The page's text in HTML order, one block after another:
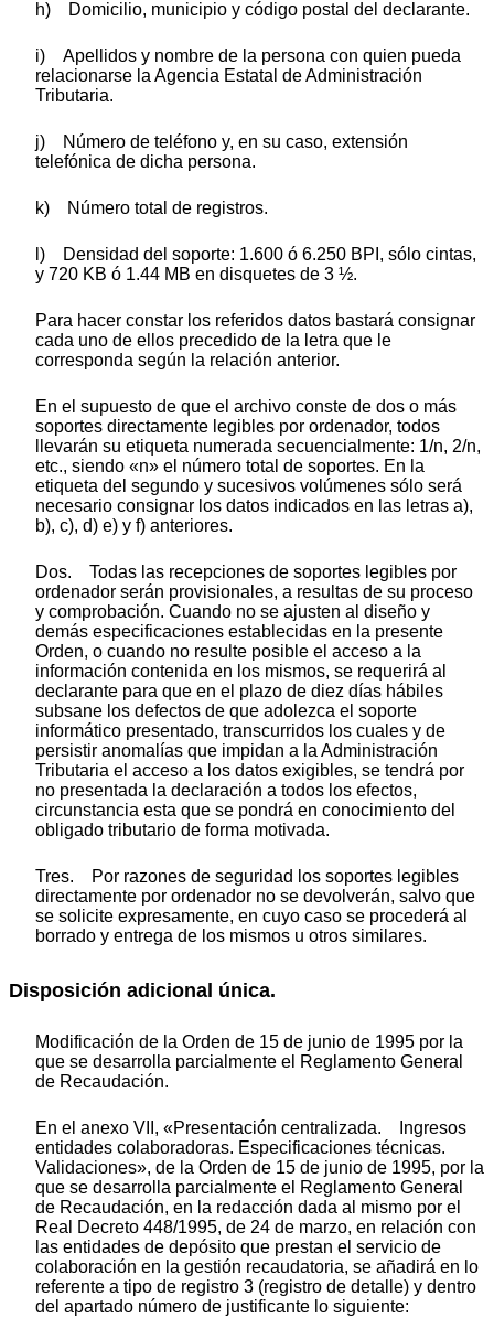
h) Domicilio, municipio y código postal del declarante.
i) Apellidos y nombre de la persona con quien pueda
relacionarse la Agencia Estatal de Administración
Tributaria.
j) Número de teléfono y, en su caso, extensión
telefónica de dicha persona.
k) Número total de registros.
l) Densidad del soporte: 1.600 ó 6.250 BPI, sólo cintas,
y 720 KB ó 1.44 MB en disquetes de 3 ½.
Para hacer constar los referidos datos bastará consignar
cada uno de ellos precedido de la letra que le
corresponda según la relación anterior.
En el supuesto de que el archivo conste de dos o más
soportes directamente legibles por ordenador, todos
llevarán su etiqueta numerada secuencialmente: 1/n, 2/n,
etc., siendo «n» el número total de soportes. En la
etiqueta del segundo y sucesivos volúmenes sólo será
necesario consignar los datos indicados en las letras a),
b), c), d) e) y f) anteriores.
Dos. Todas las recepciones de soportes legibles por
ordenador serán provisionales, a resultas de su proceso
y comprobación. Cuando no se ajusten al diseño y
demás especificaciones establecidas en la presente
Orden, o cuando no resulte posible el acceso a la
información contenida en los mismos, se requerirá al
declarante para que en el plazo de diez días hábiles
subsane los defectos de que adolezca el soporte
informático presentado, transcurridos los cuales y de
persistir anomalías que impidan a la Administración
Tributaria el acceso a los datos exigibles, se tendrá por
no presentada la declaración a todos los efectos,
circunstancia esta que se pondrá en conocimiento del
obligado tributario de forma motivada.
Tres. Por razones de seguridad los soportes legibles
directamente por ordenador no se devolverán, salvo que
se solicite expresamente, en cuyo caso se procederá al
borrado y entrega de los mismos u otros similares.
Disposición adicional única.
Modificación de la Orden de 15 de junio de 1995 por la
que se desarrolla parcialmente el Reglamento General
de Recaudación.
En el anexo VII, «Presentación centralizada. Ingresos
entidades colaboradoras. Especificaciones técnicas.
Validaciones», de la Orden de 15 de junio de 1995, por la
que se desarrolla parcialmente el Reglamento General
de Recaudación, en la redacción dada al mismo por el
Real Decreto 448/1995, de 24 de marzo, en relación con
las entidades de depósito que prestan el servicio de
colaboración en la gestión recaudatoria, se añadirá en lo
referente a tipo de registro 3 (registro de detalle) y dentro
del apartado número de justificante lo siguiente: